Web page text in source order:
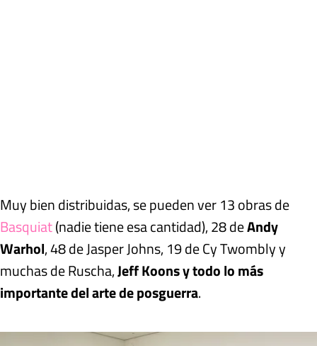
Muy bien distribuidas, se pueden ver13 obras de
Basquiat(nadie tiene esa cantidad), 28 deAndy
Warhol, 48 de Jasper Johns, 19 de Cy Twombly y
muchas de Ruscha,Jeff Koons y todo lo más
importante del arte de posguerra.